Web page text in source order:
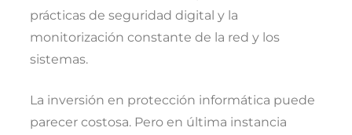
prácticas de seguridad digital y la
monitorización constante de la red y los
sistemas.
La inversión en protección informática puede
parecer costosa. Pero en última instancia